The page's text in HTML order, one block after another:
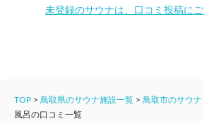
未登録のサウナは、口コミ投稿にご
TOP > 鳥取県のサウナ施設一覧 > 鳥取市のサウナ
風呂の口コミ一覧